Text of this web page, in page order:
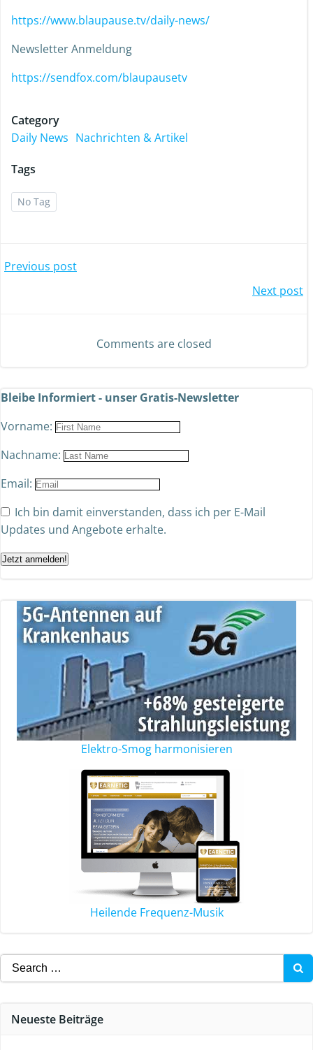
https://www.blaupause.tv/daily-news/
Newsletter Anmeldung
https://sendfox.com/blaupausetv
Category
Daily News Nachrichten & Artikel
Tags
No Tag
Previous post
Next post
Comments are closed
Bleibe Informiert - unser Gratis-Newsletter
Vorname:
Nachname:
Email:
Ich bin damit einverstanden, dass ich per E-Mail
Updates und Angebote erhalte.
Jetzt anmelden!
Elektro-Smog harmonisieren
Heilende Frequenz-Musik
Neueste Beiträge